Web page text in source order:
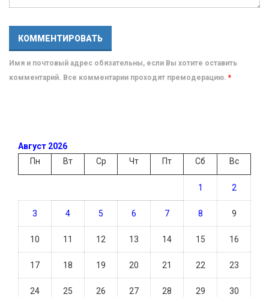
Имя и почтовый адрес обязательны, если Вы хотите оставить
комментарий. Все комментарии проходят премодерацию. *
Август 2026
Пн
Вт Ср Чт Пт Сб Вс
1 2
3 4 5 6 7 8 9
10 11 12 13 14 15 16
17 18 19 20 21 22 23
24 25 26 27 28 29 30